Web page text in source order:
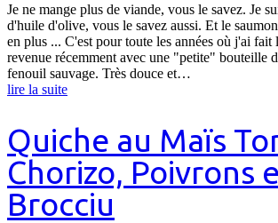
Je ne mange plus de viande, vous le savez. Je
d'huile d'olive, vous le savez aussi. Et le
en plus ... C'est pour toute les années où j'ai fait
revenue récemment avec une "petite" bouteille
fenouil sauvage. Très douce et…
lire la suite
Quiche au Maïs
Chorizo, Poivrons
Brocciu